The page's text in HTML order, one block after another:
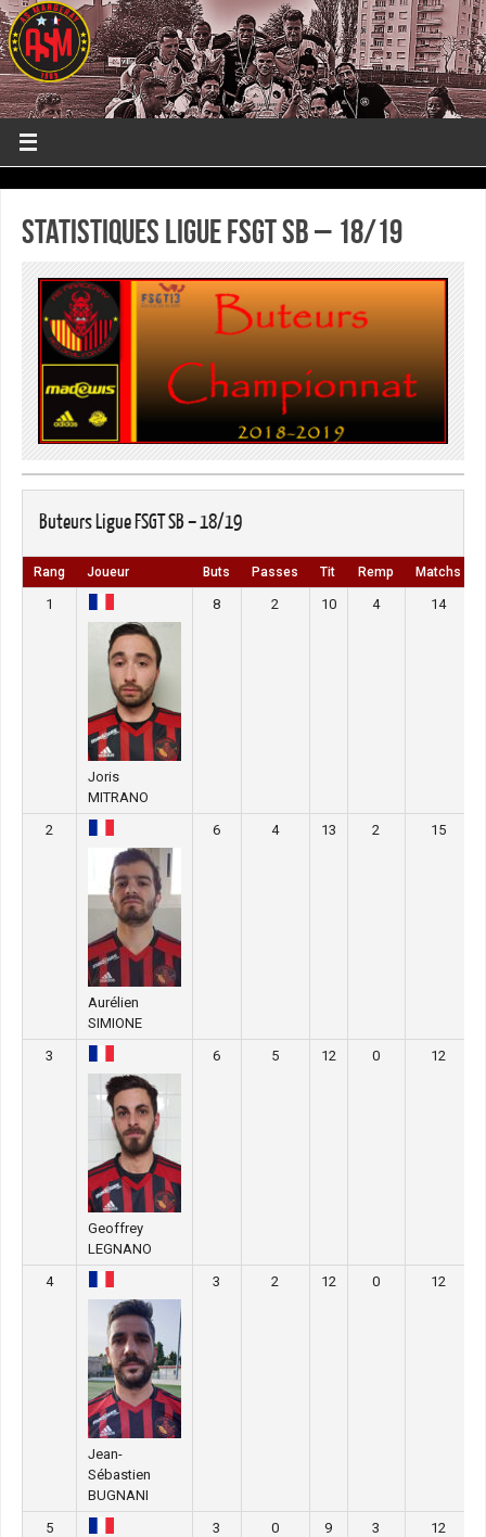
Statistiques Ligue FSGT SB – 18/19
Buteurs Ligue FSGT SB – 18/19
Rang Joueur Buts Passes Tit Remp Matchs
1
Joris
MITRANO
8 2 10 4 14
2
Aurélien
SIMIONE
6 4 13 2 15
3
Geoffrey
LEGNANO
6 5 12 0 12
4
Jean-
Sébastien
BUGNANI
3 2 12 0 12
5 3 0 9 3 12